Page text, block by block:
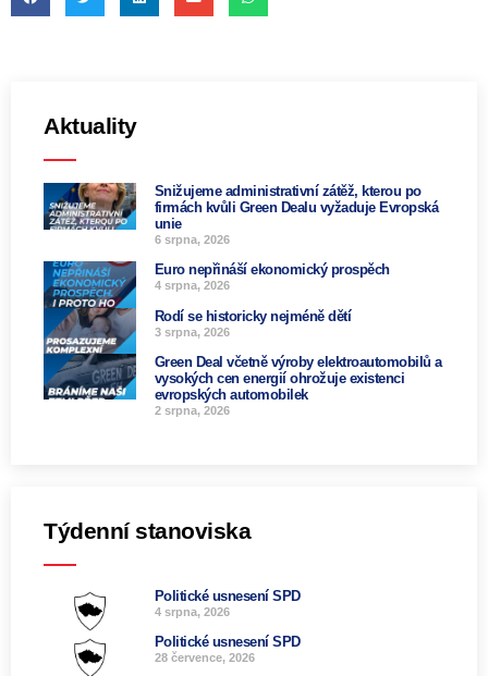
Aktuality
Snižujeme administrativní zátěž, kterou po
firmách kvůli Green Dealu vyžaduje Evropská
unie
6 srpna, 2026
Euro nepřináší ekonomický prospěch
4 srpna, 2026
Rodí se historicky nejméně dětí
3 srpna, 2026
Green Deal včetně výroby elektroautomobilů a
vysokých cen energií ohrožuje existenci
evropských automobilek
2 srpna, 2026
Týdenní stanoviska
Politické usnesení SPD
4 srpna, 2026
Politické usnesení SPD
28 července, 2026